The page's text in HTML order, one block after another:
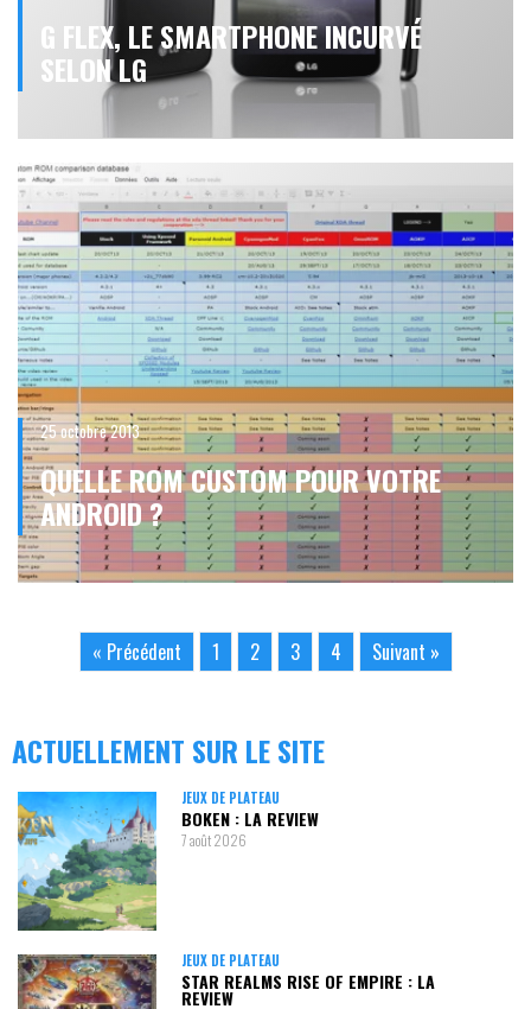
G FLEX, LE SMARTPHONE INCURVÉ
SELON LG
25 octobre 2013
QUELLE ROM CUSTOM POUR VOTRE
ANDROID ?
« Précédent 1 2 3 4 Suivant »
ACTUELLEMENT SUR LE SITE
JEUX DE PLATEAU
BOKEN : LA REVIEW
7 août 2026
JEUX DE PLATEAU
STAR REALMS RISE OF EMPIRE : LA
REVIEW